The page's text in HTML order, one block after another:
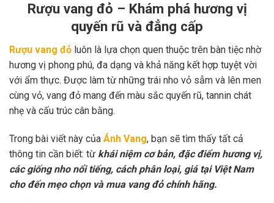
Rượu vang đỏ – Khám phá hương vị
quyến rũ và đẳng cấp
Rượu vang đỏ luôn là lựa chọn quen thuộc trên bàn tiệc nhờ
hương vị phong phú, đa dạng và khả năng kết hợp tuyệt vời
với ẩm thực. Được làm từ những trái nho vỏ sẫm và lên men
cùng vỏ, vang đỏ mang đến màu sắc quyến rũ, tannin chát
nhẹ và cấu trúc cân bằng.
Trong bài viết này của Ánh Vang, bạn sẽ tìm thấy tất cả
thông tin cần biết: từ khái niệm cơ bản, đặc điểm hương vị,
các giống nho nổi tiếng, cách phân loại, giá tại Việt Nam
cho đến mẹo chọn và mua vang đỏ chính hãng.